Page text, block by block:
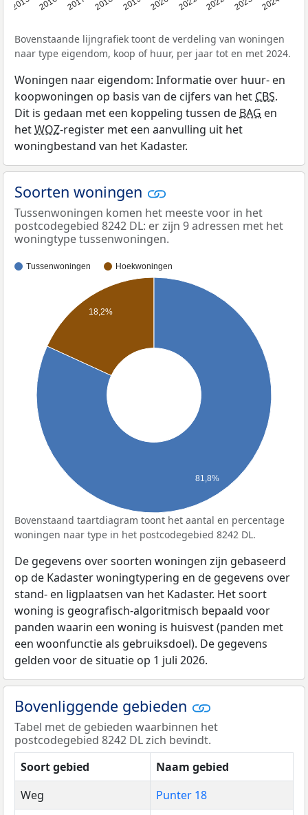
Bovenstaande lijngrafiek toont de verdeling van woningen
naar type eigendom, koop of huur, per jaar tot en met 2024.
Woningen naar eigendom: Informatie over huur- en
koopwoningen op basis van de cijfers van het CBS.
Dit is gedaan met een koppeling tussen de BAG en
hetWOZ-register met een aanvulling uit het
woningbestand van het Kadaster.
Soorten woningen
Tussenwoningen komen het meeste voor in het
postcodegebied 8242 DL: er zijn 9 adressen met het
woningtype tussenwoningen.
Tussenwoningen Hoekwoningen
18,2%
81,8%
Bovenstaand taartdiagram toont het aantal en percentage
woningen naar type in het postcodegebied 8242 DL.
De gegevens over soorten woningen zijn gebaseerd
op de Kadaster woningtypering en de gegevens over
stand- en ligplaatsen van het Kadaster. Het soort
woning is geografisch-algoritmisch bepaald voor
panden waarin een woning is huisvest (panden met
een woonfunctie als gebruiksdoel). De gegevens
gelden voor de situatie op 1 juli 2026.
Bovenliggende gebieden
Tabel met de gebieden waarbinnen het
postcodegebied 8242 DL zich bevindt.
Soort gebied
Naam gebied
Weg
Punter 18